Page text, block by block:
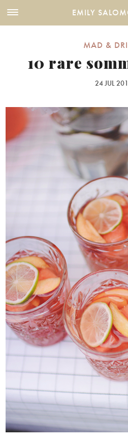
EMILY
MAD &
10 rare
24 JUL